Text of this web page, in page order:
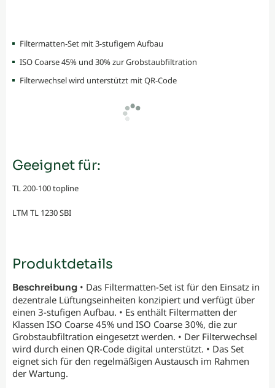
Filtermatten-Set mit 3-stufigem Aufbau
ISO Coarse 45% und 30% zur Grobstaubfiltration
Filterwechsel wird unterstützt mit QR-Code
Geeignet für:
TL 200-100 topline
LTM TL 1230 SBI
Produktdetails
Beschreibung • Das Filtermatten-Set ist für den Einsatz in
dezentrale Lüftungseinheiten konzipiert und verfügt über
einen 3-stufigen Aufbau. • Es enthält Filtermatten der
Klassen ISO Coarse 45% und ISO Coarse 30%, die zur
Grobstaubfiltration eingesetzt werden. • Der Filterwechsel
wird durch einen QR-Code digital unterstützt. • Das Set
eignet sich für den regelmäßigen Austausch im Rahmen
der Wartung.